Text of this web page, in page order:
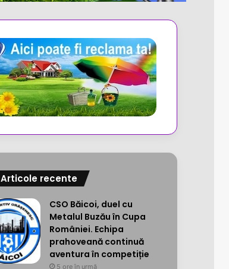
Articole recente
CSO Băicoi, duel cu
Metalul Buzău în Cupa
României. Echipa
prahoveană continuă
aventura în competiție
5 ore în urmă